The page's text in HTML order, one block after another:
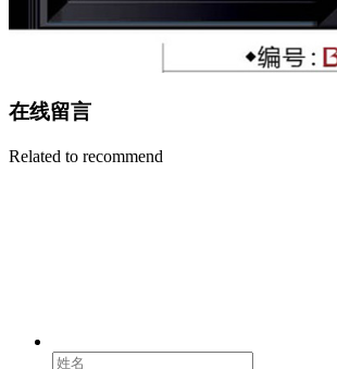
在线留言
Related to recommend